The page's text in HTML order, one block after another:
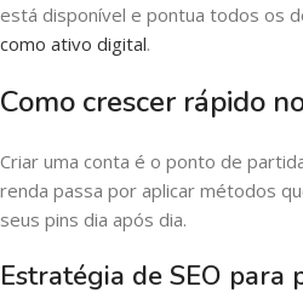
está disponível e pontua todos os
como ativo digital.
Como crescer rápido
Criar uma conta é o ponto de
renda passa por aplicar métodos
seus pins dia após dia.
Estratégia de SEO para